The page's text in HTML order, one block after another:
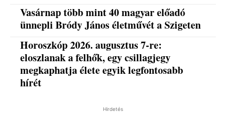
Vasárnap több mint 40 magyar előadó
ünnepli Bródy János életművét a Szigeten
Horoszkóp 2026. augusztus 7-re:
eloszlanak a felhők, egy csillagjegy
megkaphatja élete egyik legfontosabb
hírét
Hirdetés